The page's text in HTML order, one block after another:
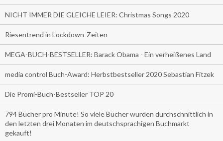
NICHT IMMER DIE GLEICHE LEIER: Christmas Songs 2020
Riesentrend in Lockdown-Zeiten
MEGA-BUCH-BESTSELLER: Barack Obama - Ein verheißenes Land
media control Buch-Award: Herbstbestseller 2020 Sebastian Fitzek
Die Promi-Buch-Bestseller TOP 20
794 Bücher pro Minute! So viele Bücher wurden durchschnittlich in
den letzten drei Monaten im deutschsprachigen Buchmarkt
gekauft!